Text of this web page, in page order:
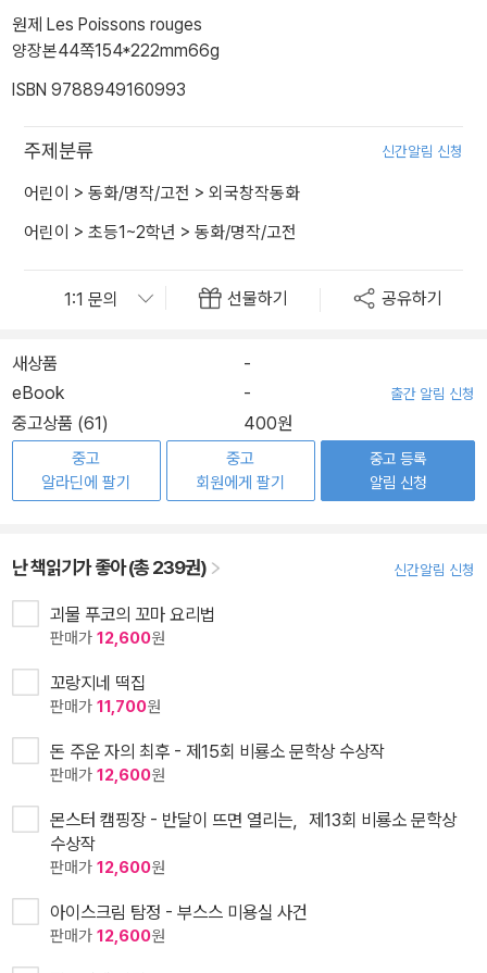
원제 Les Poissons rouges
양장본44쪽154*222mm66g
ISBN 9788949160993
주제분류 신간알림 신청
어린이 > 동화/명작/고전 > 외국창작동화
어린이 > 초등1~2학년 > 동화/명작/고전
선물하기 공유하기
새상품
-
eBook
- 출간 알림 신청
중고상품 (61) 400원
중고
알라딘에 팔기
중고
회원에게 팔기
중고 등록
알림 신청
난 책읽기가 좋아 (총 239권) 신간알림 신청
괴물 푸코의 꼬마 요리법
판매가 12,600원
꼬랑지네 떡집
판매가 11,700원
돈 주운 자의 최후 - 제15회 비룡소 문학상 수상작
판매가 12,600원
몬스터 캠핑장 - 반달이 뜨면 열리는，제13회 비룡소 문학상
수상작
판매가 12,600원
아이스크림 탐정 - 부스스 미용실 사건
판매가 12,600원